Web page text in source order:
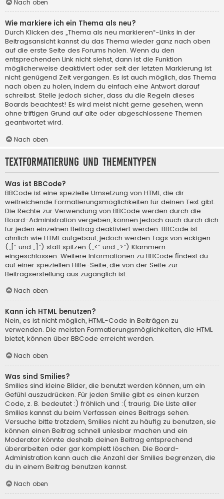
Nach oben
Wie markiere ich ein Thema als neu?
Durch Klicken des „Thema als neu markieren“-Links in der
Beitragsansicht kannst du das Thema wieder ganz nach oben
auf die erste Seite des Forums holen. Wenn du den
entsprechenden Link nicht siehst, dann ist die Funktion
möglicherweise deaktiviert oder seit der letzten Markierung ist
nicht genügend Zeit vergangen. Es ist auch möglich, das Thema
nach oben zu holen, indem du einfach eine Antwort darauf
schreibst. Stelle jedoch sicher, dass du die Regeln dieses
Boards beachtest! Es wird meist nicht gerne gesehen, wenn
ohne triftigen Grund auf alte oder abgeschlossene Themen
geantwortet wird.
Nach oben
Textformatierung und Thementypen
Was ist BBCode?
BBCode ist eine spezielle Umsetzung von HTML, die dir
weitreichende Formatierungsmöglichkeiten für deinen Text gibt.
Die Rechte zur Verwendung von BBCode werden durch die
Board-Administration vergeben, können jedoch auch durch dich
für jeden einzelnen Beitrag deaktiviert werden. BBCode ist
ähnlich wie HTML aufgebaut, jedoch werden Tags von eckigen
(„[“ und „]“) statt spitzen („<“ und „>“) Klammern
eingeschlossen. Weitere Informationen zu BBCode findest du
auf einer speziellen Hilfe-Seite, die von der Seite zur
Beitragserstellung aus zugänglich ist.
Nach oben
Kann ich HTML benutzen?
Nein, es ist nicht möglich, HTML-Code in Beiträgen zu
verwenden. Die meisten Formatierungsmöglichkeiten, die HTML
bietet, können über BBCode erreicht werden.
Nach oben
Was sind Smilies?
Smilies sind kleine Bilder, die benutzt werden können, um ein
Gefühl auszudrücken. Für jeden Smilie gibt es einen kurzen
Code, z. B. bedeutet :) fröhlich und :( traurig. Die Liste aller
Smilies kannst du beim Verfassen eines Beitrags sehen.
Versuche bitte trotzdem, Smilies nicht zu häufig zu benutzen, sie
können einen Beitrag schnell unlesbar machen und ein
Moderator könnte deshalb deinen Beitrag entsprechend
überarbeiten oder gar komplett löschen. Die Board-
Administration kann auch die Anzahl der Smilies begrenzen, die
du in einem Beitrag benutzen kannst.
Nach oben